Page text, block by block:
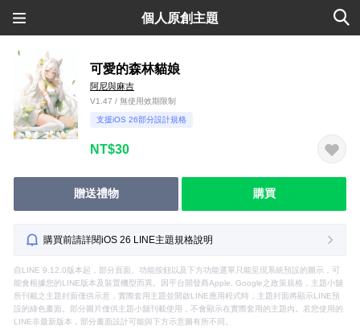
個人原創主題
可愛的森林貓娘
阿尼與麻吉
V1.47 / 無使用效期限制
支援iOS 26部分設計規格
NT$30
贈送禮物 購買
購買前請詳閱iOS 26 LINE主題規格說明
自LINE 9.12.0版本起，部分頁面、功能按鈕以及下方功能選單只能呈現系統預設的圖示，可
能會根據您的LINE版本及裝置機型而異。因平台開發商Apple, Google之政策規格，主題小舖
所刊載之主題封面僅供示意，實際套用主題並開啟LINE應用程式時，主題封面將顯示LINE預
設的綠色畫面。部分圖片僅供主題小舖刊載使用，不會顯示在實際套用的主題內。若您使用的
LINE非最新版本，部分畫面設計可能與下方示意圖有所不同。